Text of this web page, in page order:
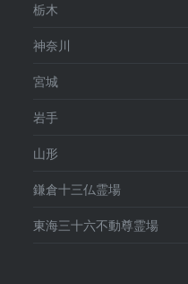
栃木
神奈川
宮城
岩手
山形
鎌倉十三仏霊場
東海三十六不動尊霊場